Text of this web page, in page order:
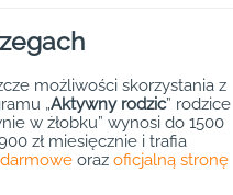
możliwości skorzystania z
„Aktywny rodzic” rodzice
w żłobku” wynosi do 1500
zł miesięcznie i trafia
darmowe oraz oficjalną stronę